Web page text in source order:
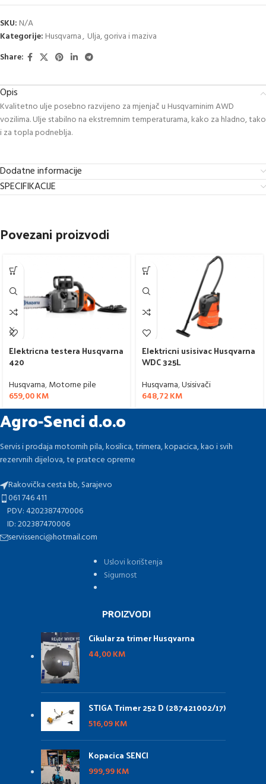
SKU: N/A
Kategorije: Husqvarna, Ulja, goriva i maziva
Share:
Opis
Kvalitetno ulje posebno razvijeno za mjenjač u Husqvarninim AWD
vozilima. Ulje stabilno na ekstremnim temperaturama, kako za hladno, tako
i za topla podneblja.
Dodatne informacije
SPECIFIKACIJE
Povezani proizvodi
Elektricna testera Husqvarna
420
Husqvarna,Motorne pile
659,00KM
Elektricni usisivac Husqvarna
WDC 325L
Husqvarna,Usisivači
648,72KM
Agro-Senci d.o.o
Servis i prodaja motornih pila, kosilica, trimera, kopacica, kao i svih
rezervnih dijelova, te pratece opreme
Rakovička cesta bb, Sarajevo
061 746 411
PDV: 4202387470006
ID: 202387470006
servissenci@hotmail.com
Uslovi korištenja
Sigurnost
PROIZVODI
Cikular za trimer Husqvarna
44,00KM
STIGA Trimer 252 D (287421002/17)
516,09KM
Kopacica SENCI
999,99KM